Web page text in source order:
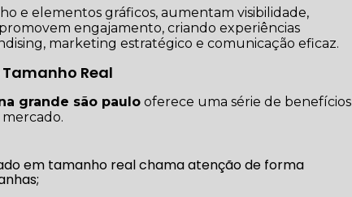
e elementos gráficos, aumentam visibilidade,
engajamento, criando experiências
marketing estratégico e comunicação eficaz.
Real
grande são paulo oferece uma série de benefícios